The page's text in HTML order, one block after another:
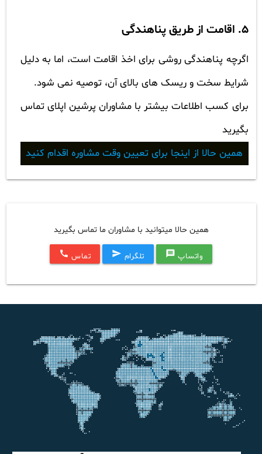
5. اقامت از طریق پناهندگی
اگرچه پناهندگی روشی برای اخذ اقامت است، اما به دلیل
شرایط سخت و ریسک های بالای آن، توصیه نمی شود.
برای کسب اطلاعات بیشتر با مشاوران پرشین اپلای تماس
بگیرید
همین حالا از اینجا برای تعیین وقت مشاوره اقدام کنید
همین حالا میتوانید با مشاوران ما تماس بگیرید
واتساپ message تلگرام send تماس call